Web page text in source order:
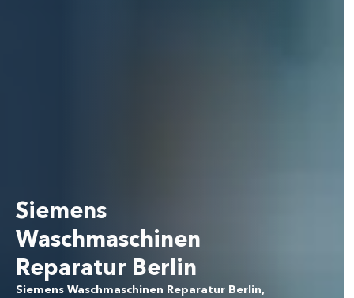
Siemens
Waschmaschinen
Reparatur Berlin
Siemens Waschmaschinen Reparatur Berlin,